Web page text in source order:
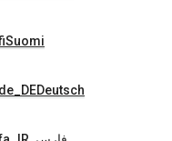
Suomi
Deutsch